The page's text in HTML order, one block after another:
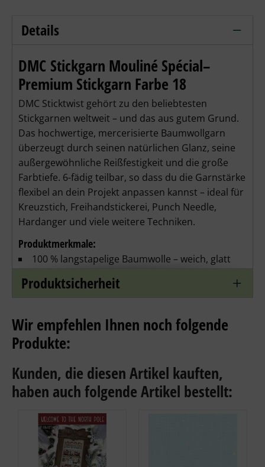
Details
DMC Sticktwist Mouliné Spécial - 18
DMC Stickgarn Mouliné Spécial–
Premium Stickgarn Farbe 18
DMC Sticktwist gehört zu den beliebtesten
Stickgarnen weltweit – und das aus gutem Grund.
Das hochwertige, mercerisierte Baumwollgarn
überzeugt durch seinen natürlichen Glanz, seine
außergewöhnliche Reißfestigkeit und die große
Farbtiefe. 6-fädig teilbar, so dass du die Garnstärke
flexibel an dein Projekt anpassen kannst – ideal für
Kreuzstich, Freihandstickerei, Punch Needle,
Hardanger und viele weitere Techniken.
Produktmerkmale:
100 % langstapelige Baumwolle – weich, glatt
Seidig glänzende Oberfläche für besonders edle
Licht- und waschbeständig – Farben bleiben
dauerhaft brillant
6-fädig teilbar für maximale Flexibilität
Riesige Farbauswahl – 500 Farben, perfekt für
Knotenarm & leicht zu verarbeiten
Anfänger und Profis
Material- 100% Baumwolle - OEKO-TEX®
Produktsicherheit
Wir empfehlen Ihnen noch folgende
Produkte:
Kunden, die diesen Artikel kauften,
haben auch folgende Artikel bestellt: